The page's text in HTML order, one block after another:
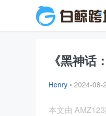
《黑神话
Henry • 2024-08-
本文由